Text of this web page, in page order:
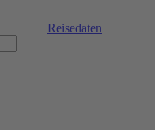
Reisedaten